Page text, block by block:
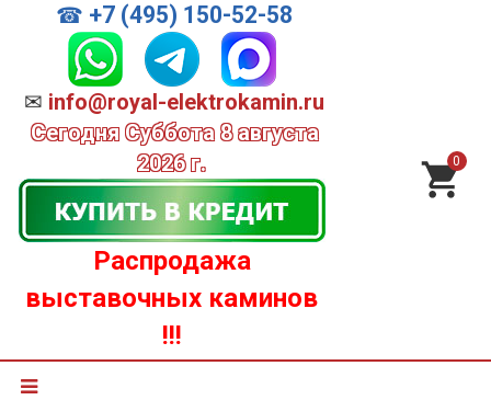
☎ +7 (495) 150-52-58
✉ info@royal-elektrokamin.ru
Сегодня Суббота 8 августа
2026 г.
Распродажа
выставочных каминов
!!!
0